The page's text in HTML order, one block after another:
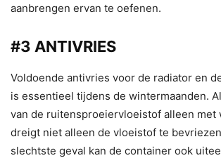
aanbrengen ervan te oefenen.
#3 ANTIVRIES
Voldoende antivries voor de radiator en
is essentieel tijdens de wintermaanden.
van de ruitensproeiervloeistof alleen met
dreigt niet alleen de vloeistof te
slechtste geval kan de container ook